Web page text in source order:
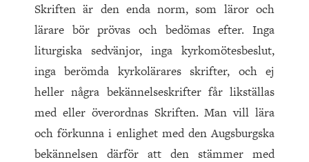
Skriften är den enda norm, som läror och
lärare bör prövas och bedömas efter. Inga
liturgiska sedvänjor, inga kyrkomötesbeslut,
inga berömda kyrkolärares skrifter, och ej
heller några bekännelseskrifter får likställas
med eller överordnas Skriften. Man vill lära
och förkunna i enlighet med den Augsburgska
bekännelsen därför att den stämmer med